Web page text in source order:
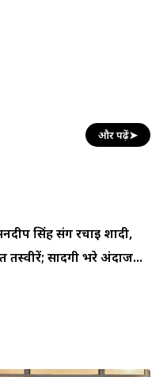
और पढ़ें➤
सिंह संग रचाई शादी,
सादगी भरे अंदाज...